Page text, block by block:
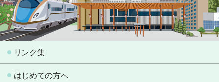
リンク集
はじめての方へ